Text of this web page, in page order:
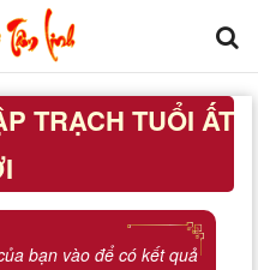
TRẠCH TUỔI ẤT
bạn vào để có kết quả